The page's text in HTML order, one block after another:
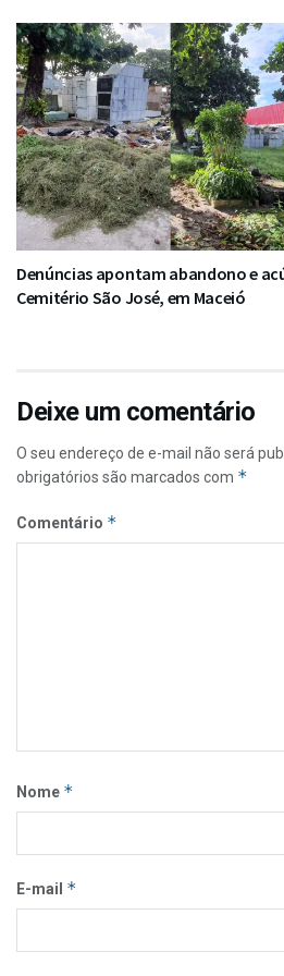
Denúncias apontam abandono e
Cemitério São José, em Maceió
Deixe um comentário
O seu endereço de e-mail não será
obrigatórios são marcados com *
Comentário *
Nome *
E-mail *